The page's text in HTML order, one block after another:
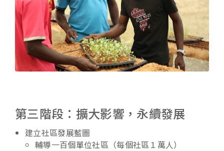
第三階段：擴大影響，永續發展
建立社區發展藍圖
輔導一百個單位社區（每個社區１萬人）